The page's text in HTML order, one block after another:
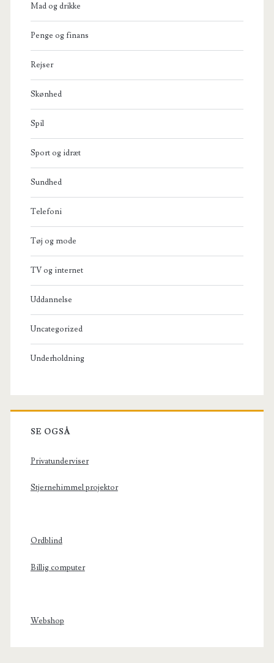
Mad og drikke
Penge og finans
Rejser
Skønhed
Spil
Sport og idræt
Sundhed
Telefoni
Tøj og mode
TV og internet
Uddannelse
Uncategorized
Underholdning
SE OGSÅ
Privatunderviser
Stjernehimmel projektor
Ordblind
Billig computer
Webshop